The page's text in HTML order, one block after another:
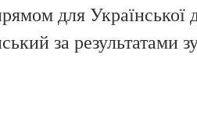
для Української
за результатами